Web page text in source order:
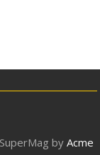
by Acme